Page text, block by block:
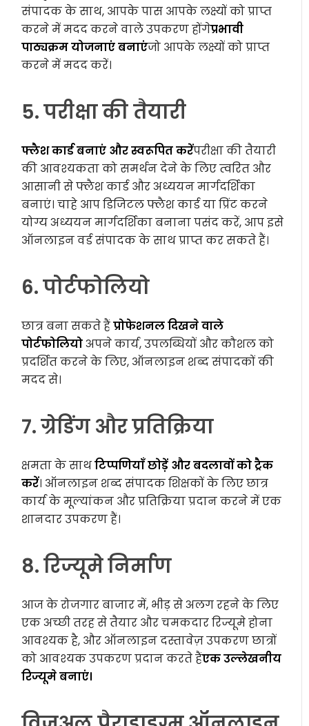
संपादक के साथ, आपके पास आपके लक्ष्यों को प्राप्त
करने में मदद करने वाले उपकरण होंगेप्रभावी
पाठ्यक्रम योजनाएं बनाएंजो आपके लक्ष्यों को प्राप्त
करने में मदद करें।
5. परीक्षा की तैयारी
फ्लैश कार्ड बनाएं और स्वरूपित करेंपरीक्षा की तैयारी
की आवश्यकता को समर्थन देने के लिए त्वरित और
आसानी से फ्लैश कार्ड और अध्ययन मार्गदर्शिका
बनाएं। चाहे आप डिजिटल फ्लैश कार्ड या प्रिंट करने
योग्य अध्ययन मार्गदर्शिका बनाना पसंद करें, आप इसे
ऑनलाइन वर्ड संपादक के साथ प्राप्त कर सकते हैं।
6. पोर्टफोलियो
छात्र बना सकते हैंप्रोफेशनल दिखने वाले
पोर्टफोलियोअपने कार्य, उपलब्धियों और कौशल को
प्रदर्शित करने के लिए, ऑनलाइन शब्द संपादकों की
मदद से।
7. ग्रेडिंग और प्रतिक्रिया
क्षमता के साथटिप्पणियाँ छोड़ें और बदलावों को ट्रैक
करें। ऑनलाइन शब्द संपादक शिक्षकों के लिए छात्र
कार्य के मूल्यांकन और प्रतिक्रिया प्रदान करने में एक
शानदार उपकरण हैं।
8. रिज्यूमे निर्माण
आज के रोजगार बाजार में, भीड़ से अलग रहने के लिए
एक अच्छी तरह से तैयार और चमकदार रिज्यूमे होना
आवश्यक है, और ऑनलाइन दस्तावेज़ उपकरण छात्रों
को आवश्यक उपकरण प्रदान करते हैंएक उल्लेखनीय
रिज्यूमे बनाएं।